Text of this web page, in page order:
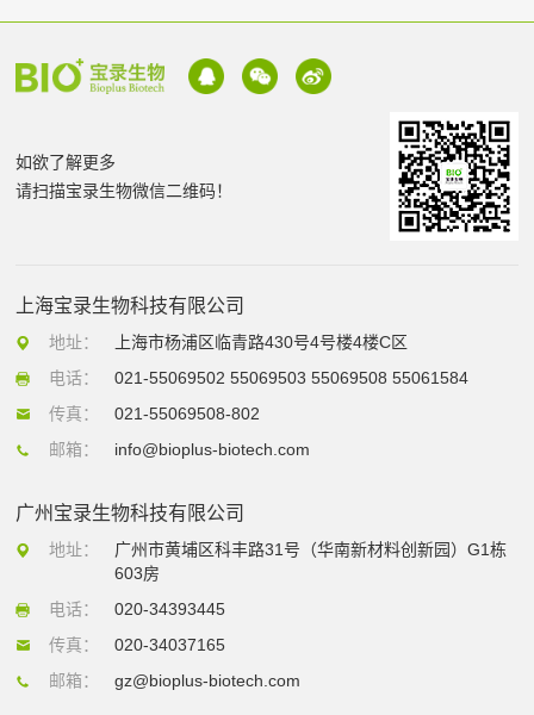
如欲了解更多
请扫描宝录生物微信二维码！
上海宝录生物科技有限公司
地址：
上海市杨浦区临青路430号4号楼4楼C区
电话：
021-55069502 55069503 55069508 55061584
传真：
021-55069508-802
邮箱：
info@bioplus-biotech.com
广州宝录生物科技有限公司
地址：
广州市黄埔区科丰路31号（华南新材料创新园）G1栋
603房
电话：
020-34393445
传真：
020-34037165
邮箱：
gz@bioplus-biotech.com